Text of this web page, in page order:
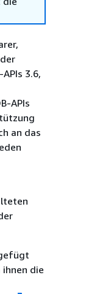
3.6,
APIs
an das
die